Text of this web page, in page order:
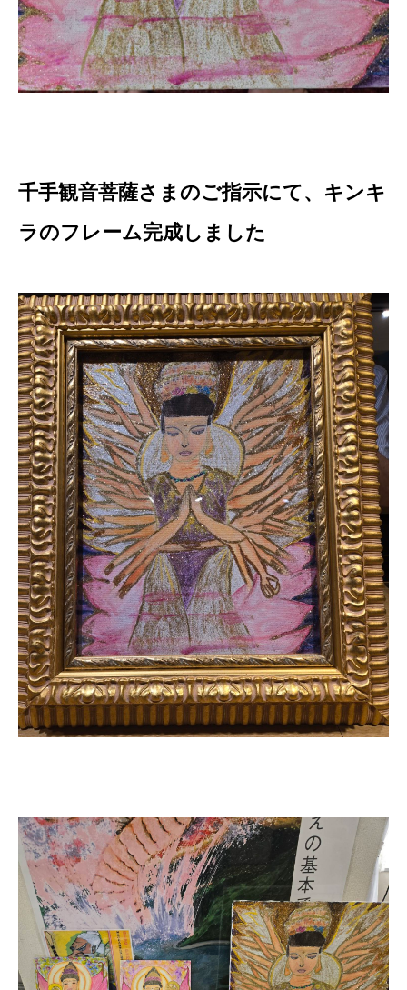
千手観音菩薩さまのご指示にて、キンキ
ラのフレーム完成しました